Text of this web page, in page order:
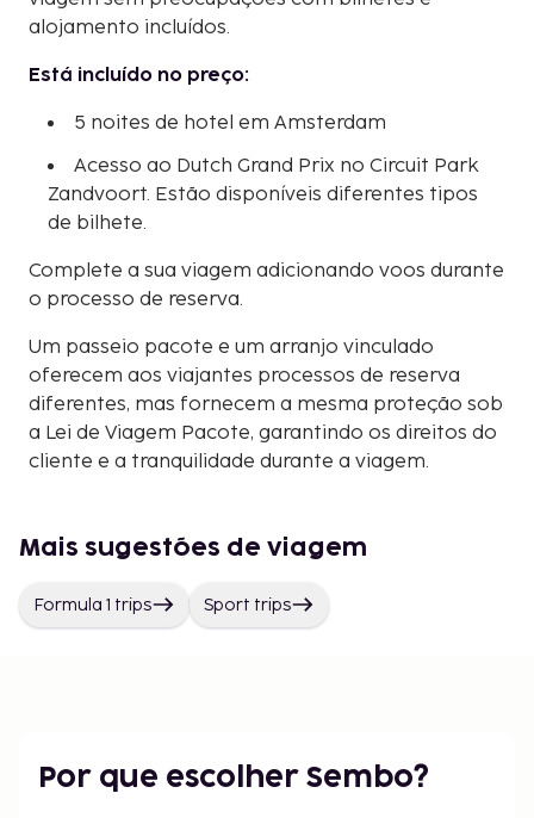
alojamento incluídos.
Está incluído no preço:
5 noites de hotel em Amsterdam
Acesso ao Dutch Grand Prix no Circuit Park
Zandvoort. Estão disponíveis diferentes tipos
de bilhete.
Complete a sua viagem adicionando voos durante
o processo de reserva.
Um passeio pacote e um arranjo vinculado
oferecem aos viajantes processos de reserva
diferentes, mas fornecem a mesma proteção sob
a Lei de Viagem Pacote, garantindo os direitos do
cliente e a tranquilidade durante a viagem.
Mais sugestões de viagem
Formula 1 trips Sport trips
Por que escolher Sembo?